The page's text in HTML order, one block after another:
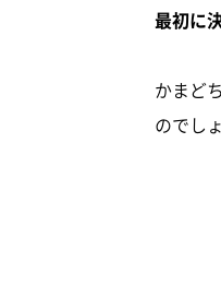
最初に
かまど
のでし